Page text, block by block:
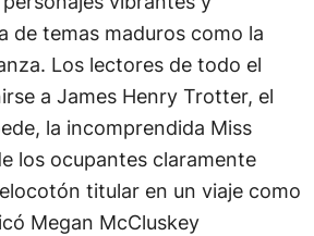
de temas maduros como la
Los lectores de todo el
a James Henry Trotter, el
la incomprendida Miss
los ocupantes claramente
titular en un viaje como
Megan McCluskey